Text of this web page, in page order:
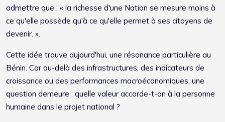
admettre que : « la richesse d'une Nation se mesure moins à
ce qu'elle possède qu'à ce qu'elle permet à ses citoyens de
devenir. ».
Cette idée trouve aujourd'hui, une résonance particulière au
Bénin. Car au-delà des infrastructures, des indicateurs de
croissance ou des performances macroéconomiques, une
question demeure : quelle valeur accorde-t-on à la personne
humaine dans le projet national ?